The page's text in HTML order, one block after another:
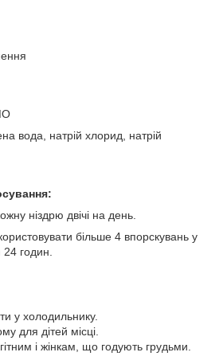
вода, натрій хлорид, натрій
ніздрю двічі на день.
більше 4 впорскувань у
годин.
у холодильнику.
для дітей місці.
і жінкам, що годують грудьми.